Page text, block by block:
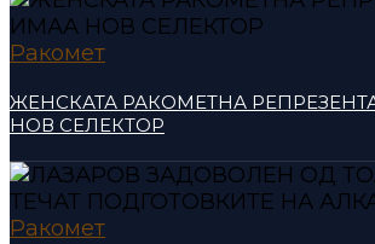
Ракомет
ЖЕНСКАТА РАКОМЕТНА
НОВ СЕЛЕКТОР
Ракомет